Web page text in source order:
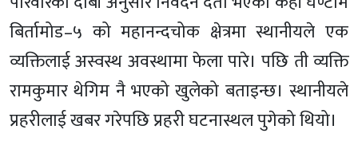
बिर्तामोड–५ को महानन्दचोक क्षेत्रमा स्थानीयले एक
व्यक्तिलाई अस्वस्थ अवस्थामा फेला पारे। पछि ती व्यक्ति
रामकुमार थेगिम नै भएको खुलेको बताइन्छ। स्थानीयले
प्रहरीलाई खबर गरेपछि प्रहरी घटनास्थल पुगेको थियो।